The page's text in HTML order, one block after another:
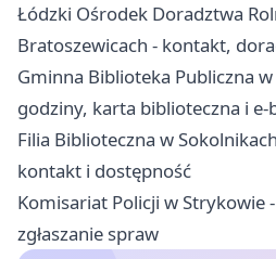
Łódzki Ośrodek Doradztwa
Bratoszewicach - kontakt,
Gminna Biblioteka Publiczna
godziny, karta biblioteczna i e-
Filia Biblioteczna w
kontakt i dostępność
Komisariat Policji w Strykowie
zgłaszanie spraw